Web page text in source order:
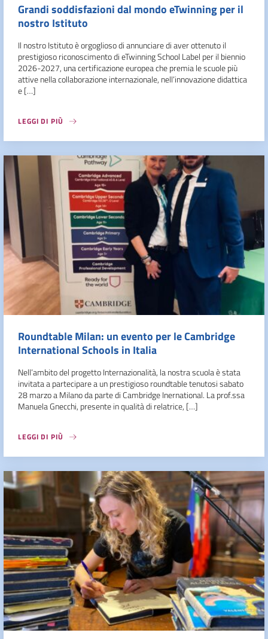
Grandi soddisfazioni dal mondo eTwinning per il
nostro Istituto
Il nostro Istituto è orgoglioso di annunciare di aver ottenuto il
prestigioso riconoscimento di eTwinning School Label per il biennio
2026-2027, una certificazione europea che premia le scuole più
attive nella collaborazione internazionale, nell’innovazione didattica
e […]
LEGGI DI PIÙ
Roundtable Milan: un evento per le Cambridge
International Schools in Italia
Nell’ambito del progetto Internazionalità, la nostra scuola è stata
invitata a partecipare a un prestigioso roundtable tenutosi sabato
28 marzo a Milano da parte di Cambridge Inernational. La prof.ssa
Manuela Gnecchi, presente in qualità di relatrice, […]
LEGGI DI PIÙ